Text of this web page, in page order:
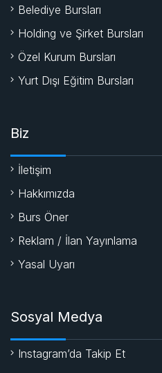
Belediye Bursları
Holding ve Şirket Bursları
Özel Kurum Bursları
Yurt Dışı Eğitim Bursları
Biz
İletişim
Hakkımızda
Burs Öner
Reklam / İlan Yayınlama
Yasal Uyarı
Sosyal Medya
Instagram’da Takip Et